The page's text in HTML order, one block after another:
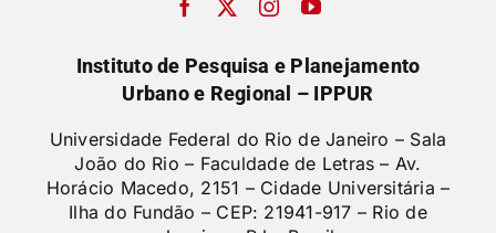
Instituto de Pesquisa e Planejamento
Urbano e Regional – IPPUR
Universidade Federal do Rio de Janeiro – Sala
João do Rio – Faculdade de Letras – Av.
Horácio Macedo, 2151 – Cidade Universitária –
Ilha do Fundão – CEP: 21941-917 – Rio de